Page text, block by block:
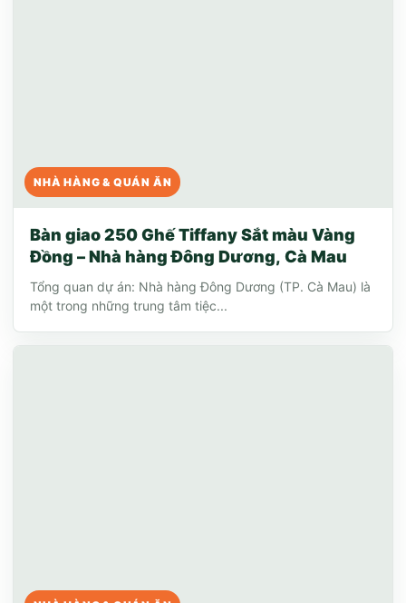
NHÀ HÀNG & QUÁN ĂN
Bàn giao 250 Ghế Tiffany Sắt màu Vàng
Đồng – Nhà hàng Đông Dương, Cà Mau
Tổng quan dự án: Nhà hàng Đông Dương (TP. Cà Mau) là
một trong những trung tâm tiệc...